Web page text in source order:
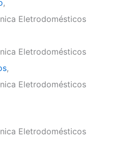
,
Eletrodomésticos
Eletrodomésticos
,
Eletrodomésticos
Eletrodomésticos